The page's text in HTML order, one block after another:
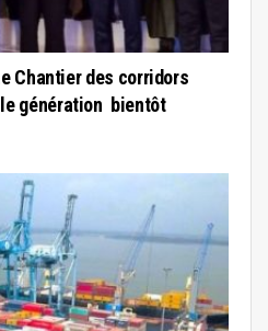
Chantier des corridors
génération bientôt